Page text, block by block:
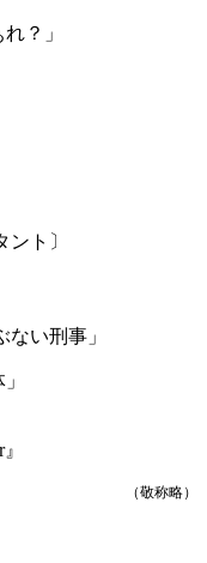
？」
ト〕
い刑事」
』
（敬称略）